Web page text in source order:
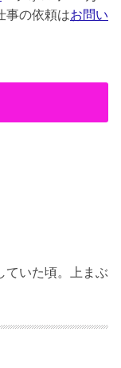
事の依頼はお問い
いた頃。上まぶ